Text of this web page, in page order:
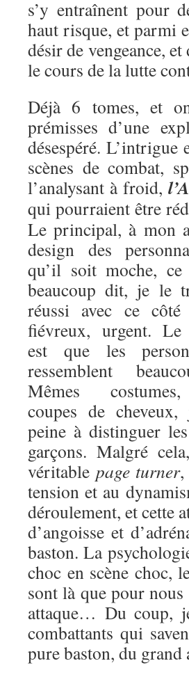
s’y entraînent pour
haut risque, et parmi
désir de vengeance,
le cours de la lutte
Déjà 6 tomes, et
prémisses d’une
désespéré. L’intrigue
scènes de combat,
l’analysant à froid,
qui pourraient être
Le principal, à mon
design des
qu’il soit moche,
beaucoup dit, je le
réussi avec ce côté
fiévreux, urgent. Le
est que les
ressemblent
Mêmes
coupes de
peine à distinguer
garçons. Malgré
véritable page turner,
tension et au
déroulement, et cette
d’angoisse et
baston. La
choc en scène choc,
sont là que pour
attaque… Du coup,
combattants qui
pure baston, du grand